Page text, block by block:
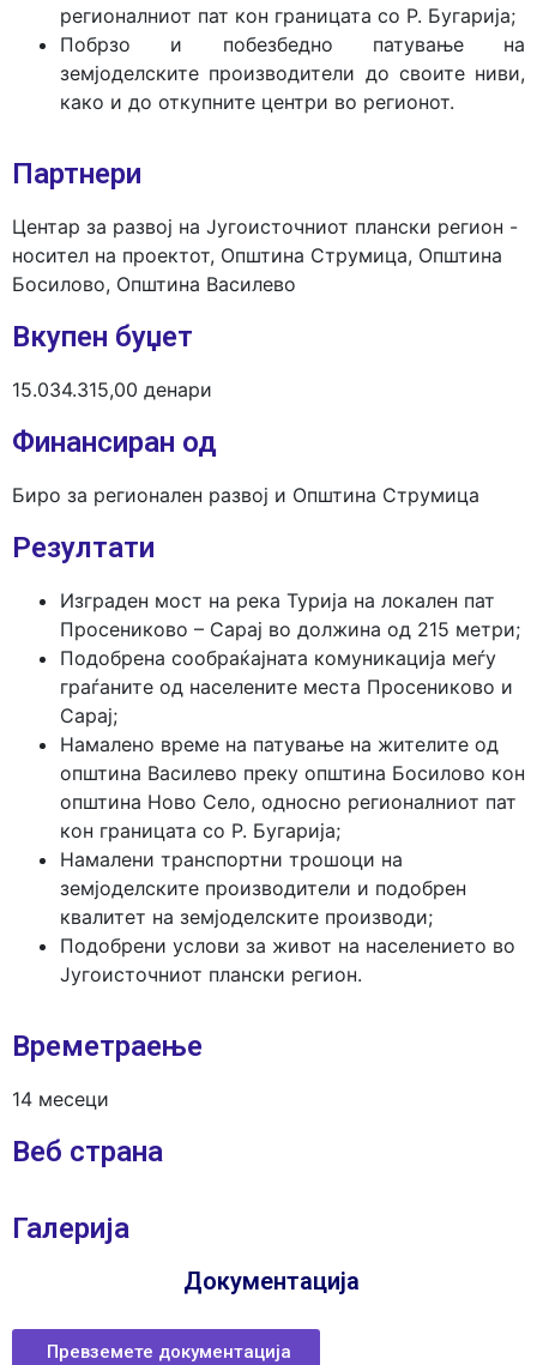
регионалниот пат кон границата со Р. Бугарија;
Побрзо и побезбедно патување на
земјоделските производители до своите ниви,
како и до откупните центри во регионот.
Партнери
Центар за развој на Југоисточниот плански регион -
носител на проектот, Општина Струмица, Општина
Босилово, Општина Василево
Вкупен буџет
15.034.315,00 денари
Финансиран од
Биро за регионален развој и Општина Струмица
Резултати
Изграден мост на река Турија на локален пат
Просениково – Сарај во должина од 215 метри;
Подобрена сообраќајната комуникација меѓу
граѓаните од населените места Просениково и
Сарај;
Намалено време на патување на жителите од
општина Василево преку општина Босилово кон
општина Ново Село, односно регионалниот пат
кон границата со Р. Бугарија;
Намалени транспортни трошоци на
земјоделските производители и подобрен
квалитет на земјоделските производи;
Подобрени услови за живот на населението во
Југоисточниот плански регион.
Времетраење
14 месеци
Веб страна
Галерија
Документација
Превземете документација